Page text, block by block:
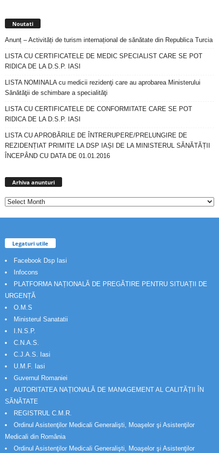
Noutati
Anunț – Activități de turism internațional de sănătate din Republica Turcia
LISTA CU CERTIFICATELE DE MEDIC SPECIALIST CARE SE POT
RIDICA DE LA D.S.P. IASI
LISTA NOMINALA cu medicii rezidenţi care au aprobarea Ministerului
Sănătăţii de schimbare a specialităţi
LISTA CU CERTIFICATELE DE CONFORMITATE CARE SE POT
RIDICA DE LA D.S.P. IASI
LISTA CU APROBĂRILE DE ÎNTRERUPERE/PRELUNGIRE DE
REZIDENȚIAT PRIMITE LA DSP IAȘI DE LA MINISTERUL SĂNĂTĂȚII
ÎNCEPÂND CU DATA DE 01.01.2016
Arhiva anunturi
Legaturi utile
Facebook Dsp Iasi
Infocons
PLATFORMA NAȚIONALĂ DE PREGĂTIRE PENTRU SITUAȚII DE
URGENȚĂ
O.M.S
Ministerul Sanatatii
I.N.S.P.
C.N.A.S.
C.J.A.S. Iasi
U.M.F. Iasi
Guvernul Romaniei
AUTORITATEA NAȚIONALĂ DE MANAGEMENT AL CALITĂȚII ÎN
SĂNĂTATE
REGISTRUL C.M.R.
Ordinul Asistenţilor Medicali Generalişti, Moaşelor şi Asistenţilor
Medicali din România
Ordinul Asistenţilor Medicali Generalişti, Moaşelor şi Asistenţilor